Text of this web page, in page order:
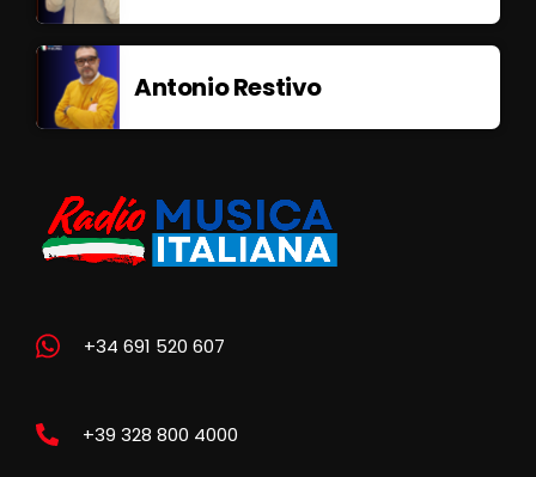
Antonio Restivo
+34 691 520 607
+39 328 800 4000